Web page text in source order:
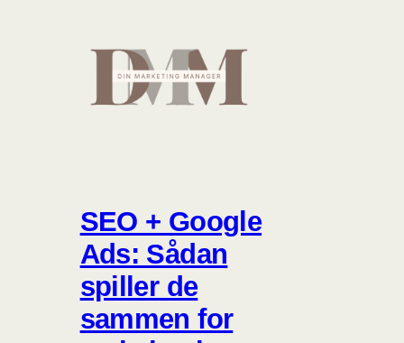
SEO + Google
Ads: Sådan
spiller de
sammen for